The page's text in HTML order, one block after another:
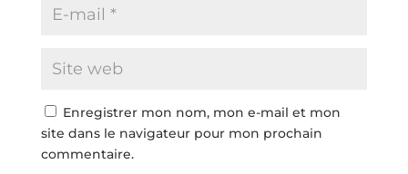
Enregistrer mon nom, mon e-mail et mon
site dans le navigateur pour mon prochain
commentaire.